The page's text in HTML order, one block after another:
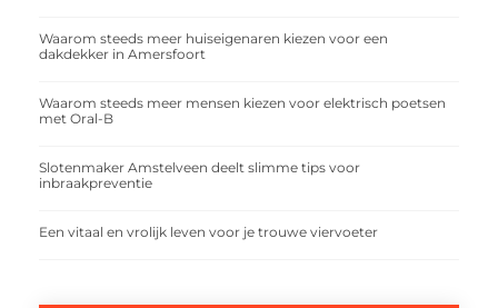
Waarom steeds meer huiseigenaren kiezen voor een
dakdekker in Amersfoort
Waarom steeds meer mensen kiezen voor elektrisch poetsen
met Oral-B
Slotenmaker Amstelveen deelt slimme tips voor
inbraakpreventie
Een vitaal en vrolijk leven voor je trouwe viervoeter